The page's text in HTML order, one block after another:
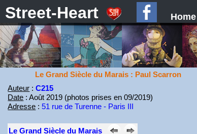
Street-Heart Home
Le Grand Siècle du Marais : Paul Scarron
Auteur :C215
Date : Août 2019 (photos prises en 09/2019)
Adresse :51 rue de Turenne - Paris III
Le Grand Siècle du Marais